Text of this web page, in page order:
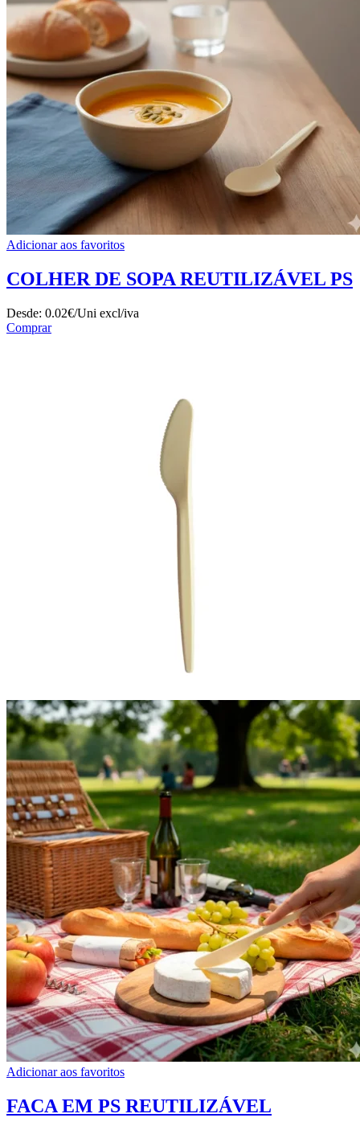
Adicionar aos favoritos
COLHER DE SOPA REUTILIZÁVEL PS
Desde: 0.02€/Uni excl/iva
Comprar
Adicionar aos favoritos
FACA EM PS REUTILIZÁVEL